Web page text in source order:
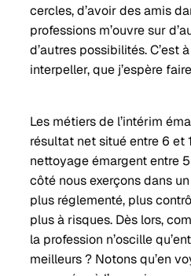
cercles, d’avoir des amis
professions m’ouvre sur
d’autres possibilités. C’est
interpeller, que j’espère
Les métiers de l’intérim
résultat net situé entre 6 et
nettoyage émargent entre
côté nous exerçons dans
plus réglementé, plus
plus à risques. Dès lors,
la profession n’oscille
meilleurs ? Notons qu’en